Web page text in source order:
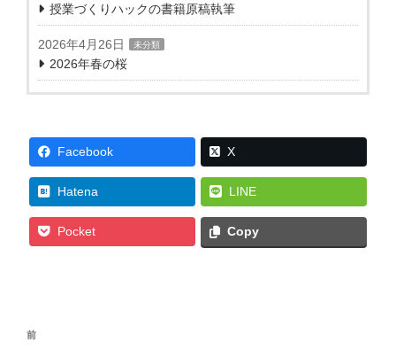
授業づくりハックの書籍原稿執筆
2026年4月26日 未分類
2026年春の桜
Facebook X
Hatena LINE
Pocket Copy
投
前
前